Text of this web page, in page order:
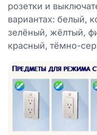
розетки и
вариантах: белый,
зелёный, жёлтый,
красный, тёмно-